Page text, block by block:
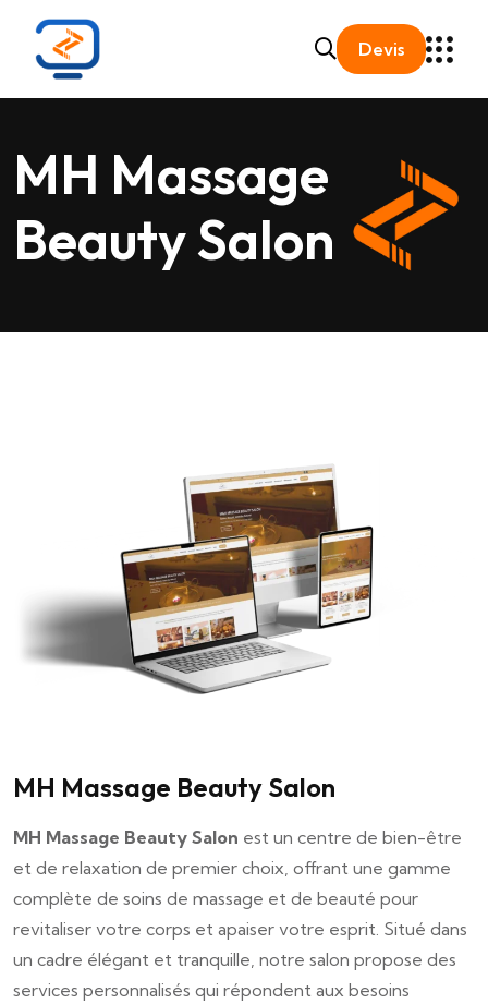
Devis
MH Massage
Beauty Salon
MH Massage Beauty Salon
MH Massage Beauty Salon est un centre de bien-être
et de relaxation de premier choix, offrant une gamme
complète de soins de massage et de beauté pour
revitaliser votre corps et apaiser votre esprit. Situé dans
un cadre élégant et tranquille, notre salon propose des
services personnalisés qui répondent aux besoins